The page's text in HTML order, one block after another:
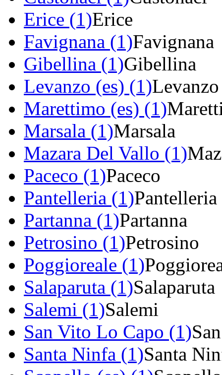
Erice (1)Erice
Favignana (1)Favignana
Gibellina (1)Gibellina
Levanzo (es) (1)Levanzo
Marettimo (es) (1)
Marsala (1)Marsala
Mazara Del Vallo (1)
Paceco (1)Paceco
Pantelleria (1)Pantelleria
Partanna (1)Partanna
Petrosino (1)Petrosino
Poggioreale (1)
Salaparuta (1)Salaparuta
Salemi (1)Salemi
San Vito Lo Capo (1)
Santa Ninfa (1)Santa